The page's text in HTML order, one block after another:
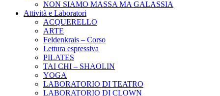
NON SIAMO MASSA MA GALASSIA
Attività e Laboratori
ACQUERELLO
ARTE
Feldenkrais – Corso
Lettura espressiva
PILATES
TAI CHI – SHAOLIN
YOGA
LABORATORIO DI TEATRO
LABORATORIO DI CLOWN